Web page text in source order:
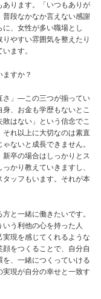
ります。「いつもありが
普段なかなか言えない感謝
、女性が多い職場とし
やすい雰囲気を整えたり
ます。
すか？
さ」—この三つが揃ってい
、お金も学歴もないとこ
はない」という信念でこ
れ以上に大切なのは素直
ないと成長できません。
卒の場合はしっかりとス
かり教えていきますし、
ッフもいます。それが本
と一緒に働きたいです。
う利他の心を持った人
現を感じてくれるような
をつくることで、自分自
、一緒につくっていける
現が自分の幸せと一致す